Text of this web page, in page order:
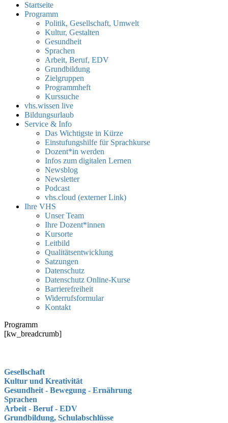
Startseite
Programm
Politik, Gesellschaft, Umwelt
Kultur, Gestalten
Gesundheit
Sprachen
Arbeit, Beruf, EDV
Grundbildung
Zielgruppen
Programmheft
Kurssuche
vhs.wissen live
Bildungsurlaub
Service & Info
Das Wichtigste in Kürze
Einstufungshilfe für Sprachkurse
Dozent*in werden
Infos zum digitalen Lernen
Newsblog
Newsletter
Podcast
vhs.cloud (externer Link)
Ihre VHS
Unser Team
Ihre Dozent*innen
Kursorte
Leitbild
Qualitätsentwicklung
Satzungen
Datenschutz
Datenschutz Online-Kurse
Barrierefreiheit
Widerrufsformular
Kontakt
Programm
[kw_breadcrumb]
Gesellschaft
Kultur und Kreativität
Gesundheit - Bewegung - Ernährung
Sprachen
Arbeit - Beruf - EDV
Grundbildung, Schulabschlüsse